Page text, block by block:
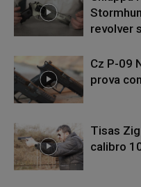
revolver
Cz P-09
prova
Tisas
calibro